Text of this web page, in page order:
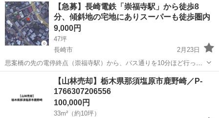
【急募】長崎電鉄「崇福寺駅」から徒歩8
分、傾斜地の宅地にありスーパーも徒歩圏内
9,000円
47坪
長崎市
2月23日
思案橋の先の電停終点（崇福寺駅）から、バス通りを10分ほど行った
ところです。 傾斜地の住宅地内にあり、徒歩圏内にスーパーもありま
入り口が階段となっ...
土地販売/土地売買
【山林売却】栃木県那須塩原市鹿野崎／P-
1766307206556
100,000円
33m²（約10坪）